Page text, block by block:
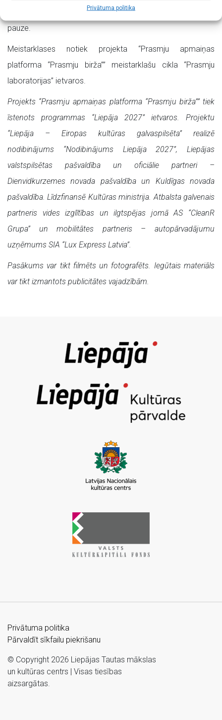
Privātuma politika
Maksā ietilpst nepieciešamie materiāli un kafijas / tējas
pauze.
Meistarklases notiek projekta “Prasmju apmaiņas
platforma “Prasmju birža”” meistarklašu cikla “Prasmju
laboratorijas” ietvaros.
Projekts “Prasmju apmaiņas platforma “Prasmju birža”” tiek
īstenots programmas “Liepāja 2027” ietvaros. Projektu
“Liepāja – Eiropas kultūras galvaspilsēta” realizē
nodibinājums “Nodibinājums Liepāja 2027”, Liepājas
valstspilsētas pašvaldība un oficiālie partneri –
Dienvidkurzemes novada pašvaldība un Kuldīgas novada
pašvaldība. Līdzfinansē Kultūras ministrija. Atbalsta galvenais
partneris vides izglītības un ilgtspējas jomā AS “CleanR
Grupa” un mobilitātes partneris – autopārvadājumu
uzņēmums SIA “Lux Express Latvia”.
Pasākums var tikt filmēts un fotografēts. Iegūtais materiāls
var tikt izmantots publicitātes vajadzībām.
Privātuma politika
Pārvaldīt sīkfailu piekrišanu
© Copyright 2026 Liepājas Tautas mākslas
un kultūras centrs | Visas tiesības
aizsargātas.